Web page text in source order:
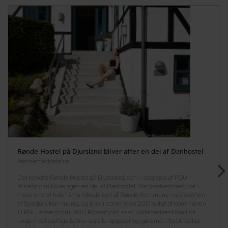
Rønde Hostel på Djursland bliver atter en del af Danhostel
Pressemeddelelse
Det kendte Rønde Hostel på Djursland, som i dag ejes af PGU
Rosenholm bliver igen en del af Danhostel. Vandrerhjemmet, var i
mere end et halvt århundrede ejet af Rønde Kommune og sidenhen
af Syddjurs Kommune, og blev i sommeren 2017 solgt af kommunen
til PGU Rosenholm. PGU Rosenholm er et uddannelsestilbud for
unge med særlige behov og alle opgaver og gøremål i forbindelse